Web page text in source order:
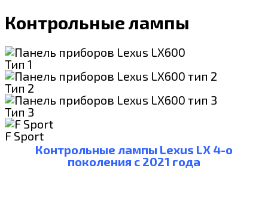
Контрольные лампы
Тип 1
Тип 2
Тип 3
F Sport
Контрольные лампы Lexus LX 4-о
поколения с 2021 года